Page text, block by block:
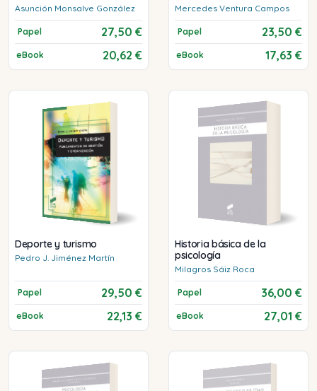
Asunción Monsalve González
Papel 27,50 €
eBook 20,62 €
Mercedes Ventura Campos
Papel 23,50 €
eBook 17,63 €
Deporte y turismo
Pedro J. Jiménez Martín
Papel 29,50 €
eBook 22,13 €
Historia básica de la
psicología
Milagros Sáiz Roca
Papel 36,00 €
eBook 27,01 €